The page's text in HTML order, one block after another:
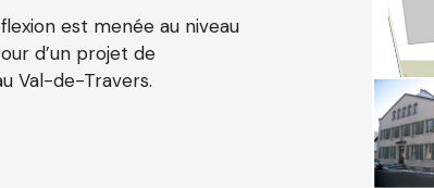
est menée au niveau
d’un projet de
Val-de-Travers.